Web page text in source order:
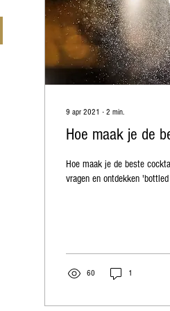
9 apr 2021 ∙ 2 min.
Hoe maak je de
Hoe maak je de beste
vragen en ontdekken
60 1